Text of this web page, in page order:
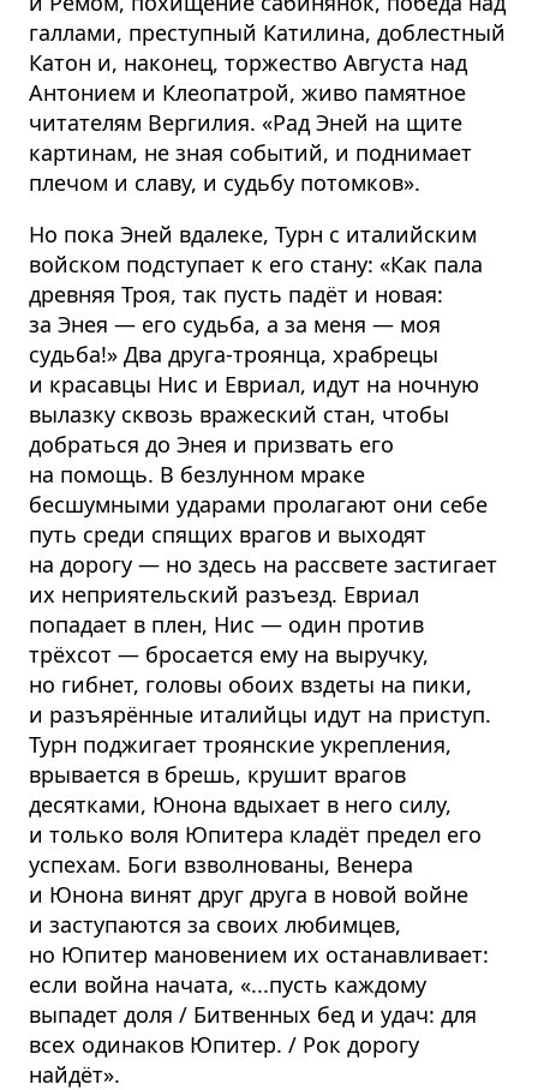
галлами, преступный Катилина, доблестный
Катон и, наконец, торжество Августа над
Антонием и Клеопатрой, живо памятное
читателям Вергилия. «Рад Эней на щите
картинам, не зная событий, и поднимает
плечом и славу, и судьбу потомков».
Но пока Эней вдалеке, Турн с италийским
войском подступает к его стану: «Как пала
древняя Троя, так пусть падёт и новая:
за Энея — его судьба, а за меня — моя
судьба!» Два друга-троянца, храбрецы
и красавцы Нис и Евриал, идут на ночную
вылазку сквозь вражеский стан, чтобы
добраться до Энея и призвать его
на помощь. В безлунном мраке
бесшумными ударами пролагают они себе
путь среди спящих врагов и выходят
на дорогу — но здесь на рассвете застигает
их неприятельский разъезд. Евриал
попадает в плен, Нис — один против
трёхсот — бросается ему на выручку,
но гибнет, головы обоих вздеты на пики,
и разъярённые италийцы идут на приступ.
Турн поджигает троянские укрепления,
врывается в брешь, крушит врагов
десятками, Юнона вдыхает в него силу,
и только воля Юпитера кладёт предел его
успехам. Боги взволнованы, Венера
и Юнона винят друг друга в новой войне
и заступаются за своих любимцев,
но Юпитер мановением их останавливает:
если война начата, «...пусть каждому
выпадет доля / Битвенных бед и удач: для
всех одинаков Юпитер. / Рок дорогу
найдёт».